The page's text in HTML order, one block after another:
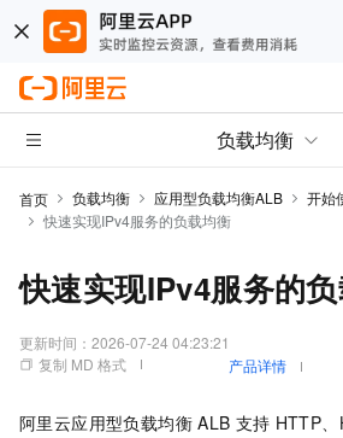
负载均衡
首页 负载均衡 应用型负载均衡ALB
开始
快速实现IPv4服务的负载均衡
快速实现IPv4服务的
更新时间： 2026-07-24 04:23:21
复制 MD 格式
产品详情
阿里云应用型负载均衡 ALB 支持 HTTP